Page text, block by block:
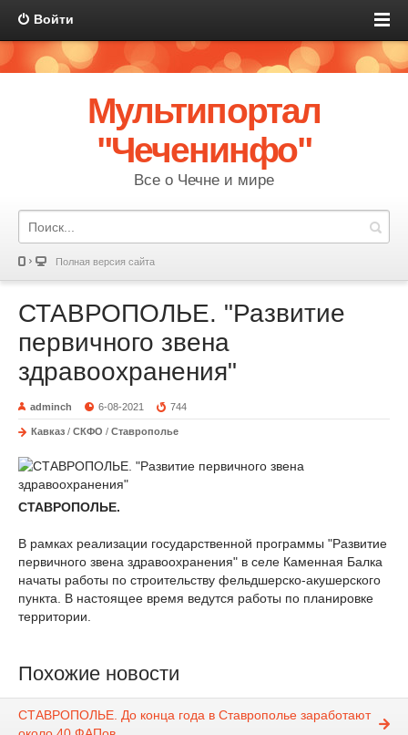
Войти
Мультипортал
"Чеченинфо"
Все о Чечне и мире
Полная версия сайта
СТАВРОПОЛЬЕ. "Развитие
первичного звена
здравоохранения"
adminch 6-08-2021 744
Кавказ / СКФО / Ставрополье
СТАВРОПОЛЬЕ.
В рамках реализации государственной программы "Развитие
первичного звена здравоохранения" в селе Каменная Балка
начаты работы по строительству фельдшерско-акушерского
пункта. В настоящее время ведутся работы по планировке
территории.
Похожие новости
СТАВРОПОЛЬЕ. До конца года в Ставрополье заработают